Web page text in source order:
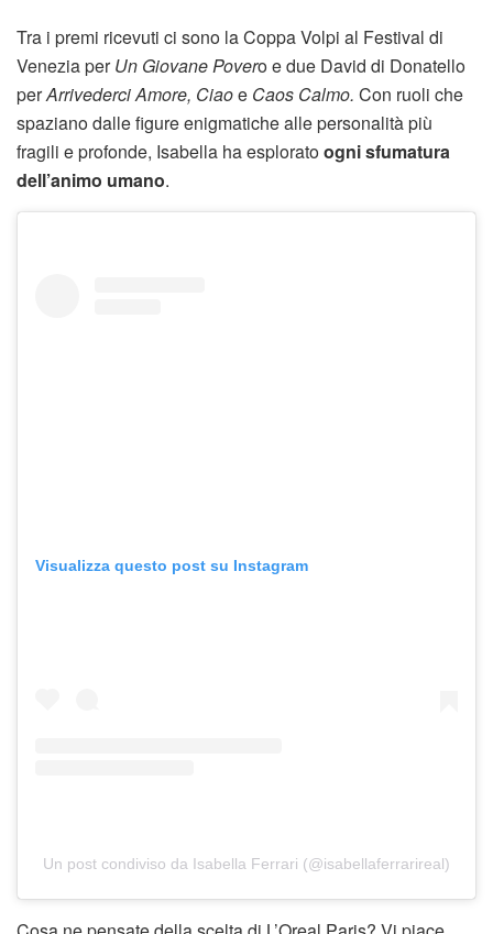
Tra i premi ricevuti ci sono la Coppa Volpi al Festival di
Venezia perUn Giovane Povero e due David di Donatello
perArrivederci Amore, Ciaoe Caos Calmo. Con ruoli che
spaziano dalle figure enigmatiche alle personalità più
fragili e profonde, Isabella ha esploratoogni sfumatura
dell’animo umano.
Visualizza questo post su Instagram
Un post condiviso da Isabella Ferrari (@isabellaferrarireal)